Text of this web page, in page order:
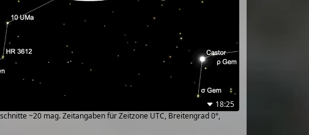
18:25
~20 mag. Zeitangaben für Zeitzone UTC, Breitengrad 0°,